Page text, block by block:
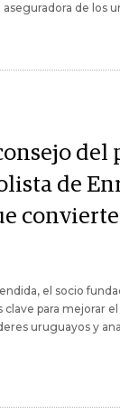
aseguradora de los
del
de
el socio
para mejorar
uruguayos y